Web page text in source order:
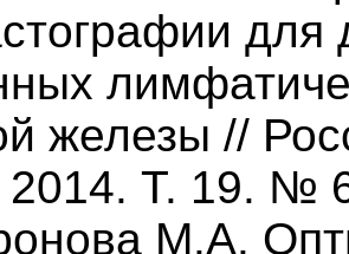
для
железы //
2014. Т. 19. №
М.А.